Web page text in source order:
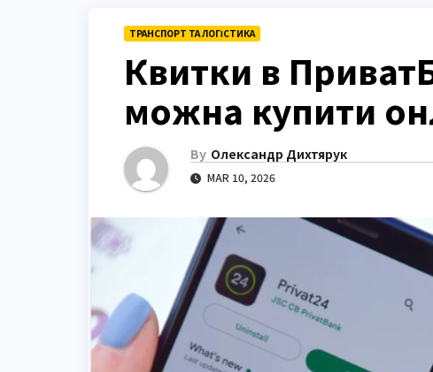
ТРАНСПОРТ ТА ЛОГІСТИКА
Квитки в
можна купити
By Олександр Дихтярук
MAR 10, 2026